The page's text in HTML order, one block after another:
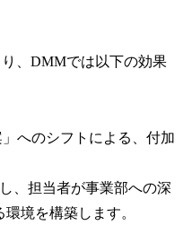
り、DMMでは以下の効果
へのシフトによる、付加
、担当者が事業部への深
境を構築します。